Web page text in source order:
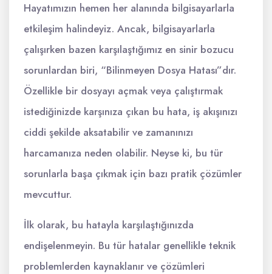
Hayatımızın hemen her alanında bilgisayarlarla
etkileşim halindeyiz. Ancak, bilgisayarlarla
çalışırken bazen karşılaştığımız en sinir bozucu
sorunlardan biri, “Bilinmeyen Dosya Hatası”dır.
Özellikle bir dosyayı açmak veya çalıştırmak
istediğinizde karşınıza çıkan bu hata, iş akışınızı
ciddi şekilde aksatabilir ve zamanınızı
harcamanıza neden olabilir. Neyse ki, bu tür
sorunlarla başa çıkmak için bazı pratik çözümler
mevcuttur.
İlk olarak, bu hatayla karşılaştığınızda
endişelenmeyin. Bu tür hatalar genellikle teknik
problemlerden kaynaklanır ve çözümleri